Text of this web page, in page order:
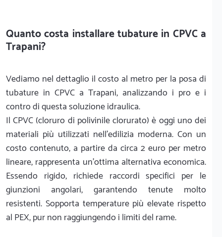
Quanto costa installare tubature in CPVC a
Trapani?
Vediamo nel dettaglio il costo al metro per la posa di
tubature in CPVC a Trapani, analizzando i pro e i
contro di questa soluzione idraulica.
Il CPVC (cloruro di polivinile clorurato) è oggi uno dei
materiali più utilizzati nell'edilizia moderna. Con un
costo contenuto, a partire da circa 2 euro per metro
lineare, rappresenta un'ottima alternativa economica.
Essendo rigido, richiede raccordi specifici per le
giunzioni angolari, garantendo tenute molto
resistenti. Sopporta temperature più elevate rispetto
al PEX, pur non raggiungendo i limiti del rame.